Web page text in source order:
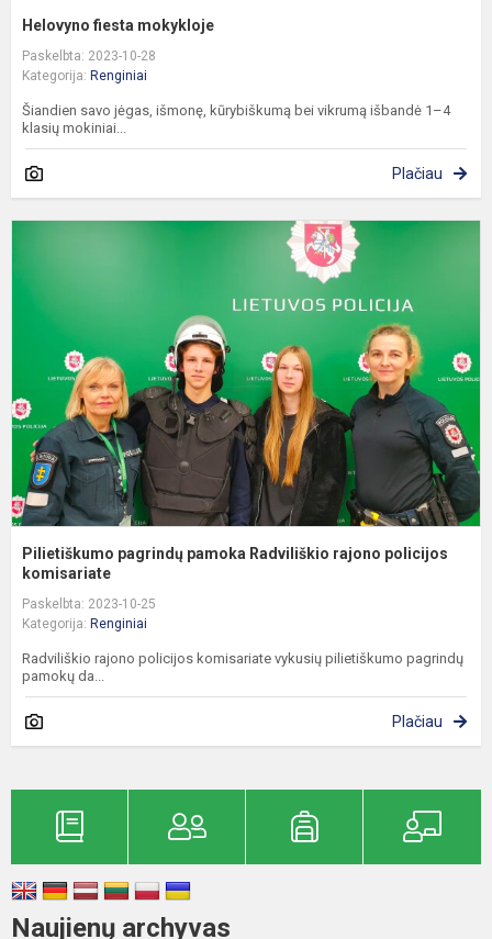
Helovyno fiesta mokykloje
Paskelbta: 2023-10-28
Kategorija: Renginiai
Šiandien savo jėgas, išmonę, kūrybiškumą bei vikrumą išbandė 1–4
klasių mokiniai...
Plačiau
Pilietiškumo pagrindų pamoka Radviliškio rajono policijos
komisariate
Paskelbta: 2023-10-25
Kategorija: Renginiai
Radviliškio rajono policijos komisariate vykusių pilietiškumo pagrindų
pamokų da...
Plačiau
Naujienų archyvas